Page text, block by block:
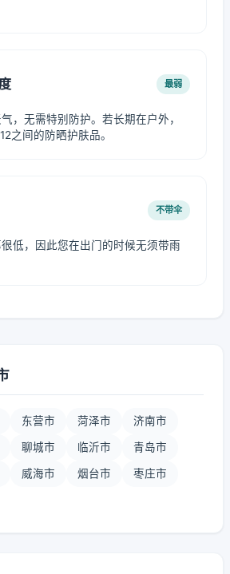
最弱
，无需特别防护。若长期在户外，
之间的防晒护肤品。
不带伞
低，因此您在出门的时候无须带雨
东营市 菏泽市 济南市
聊城市 临沂市 青岛市
威海市 烟台市 枣庄市